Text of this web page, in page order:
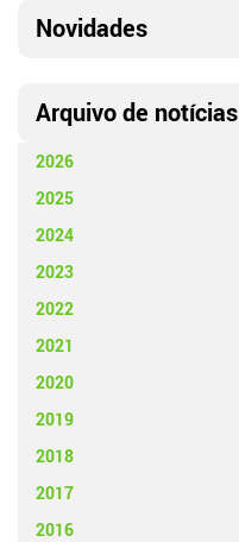
Novidades
Arquivo de notícias
2026
2025
2024
2023
2022
2021
2020
2019
2018
2017
2016